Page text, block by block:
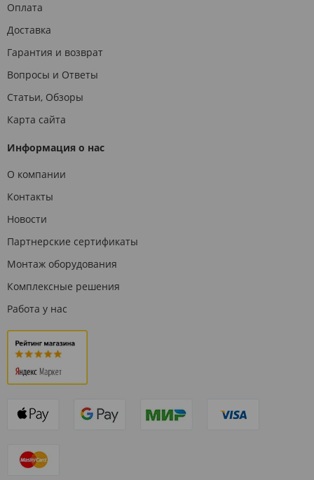
Оплата
Доставка
Гарантия и возврат
Вопросы и Ответы
Статьи, Обзоры
Карта сайта
Информация о нас
О компании
Контакты
Новости
Партнерские сертификаты
Монтаж оборудования
Комплексные решения
Работа у нас